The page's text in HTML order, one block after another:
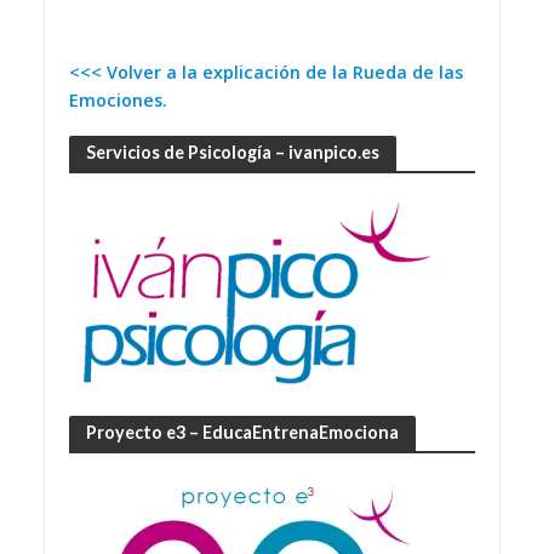
<<< Volver a la explicación de la Rueda de las
Emociones.
Servicios de Psicología – ivanpico.es
Proyecto e3 – EducaEntrenaEmociona